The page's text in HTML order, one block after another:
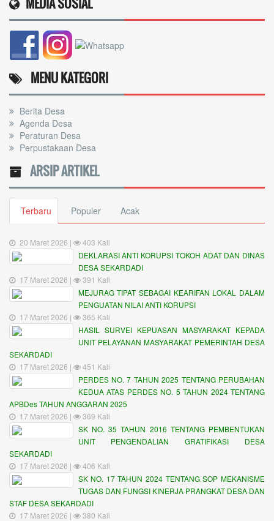
MENU KATEGORI
Berita Desa
Agenda Desa
Peraturan Desa
Perpustakaan Desa
ARSIP ARTIKEL
Terbaru Populer Acak
20 Maret 2026 |
403 Kali
DEKLARASI ANTI KORUPSI TOKOH ADAT DAN DINAS
DESA SEKARDADI
17 Maret 2026 |
391 Kali
MEJURAG TIPAT SEBAGAI KEARIFAN LOKAL DALAM
PENGUATAN NILAI ANTI KORUPSI
17 Maret 2026 |
365 Kali
HASIL SURVEI KEPUASAN MASYARAKAT KEPADA
UNIT PELAYANAN MASYARAKAT PEMERINTAH DESA
SEKARDADI
17 Maret 2026 |
451 Kali
PERDES NO. 7 TAHUN 2025 TENTANG PERUBAHAN
KEDUA ATAS PERDES NO. 5 TAHUN 2024 TENTANG
APBDes TAHUN ANGGARAN 2025
17 Maret 2026 |
369 Kali
SK NO. 35 TAHUN 2016 TENTANG PEMBENTUKAN
UNIT PENGENDALIAN GRATIFIKASI DESA
SEKARDADI
17 Maret 2026 |
406 Kali
SK NO. 17 TAHUN 2024 TENTANG SOP MEKANISME
TUGAS DAN FUNGSI KINERJA PRANGKAT DESA DAN
STAF DESA SEKARDADI
17 Maret 2026 |
380 Kali